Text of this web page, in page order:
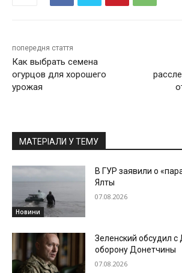
попередня стаття
Как выбрать семена
огурцов для хорошего
урожая
МАТЕРІАЛИ У ТЕМУ
Новини
В ГУР заявили о
Ялты
07.08.2026
Зеленский обсудил
оборону Донетчины
07.08.2026